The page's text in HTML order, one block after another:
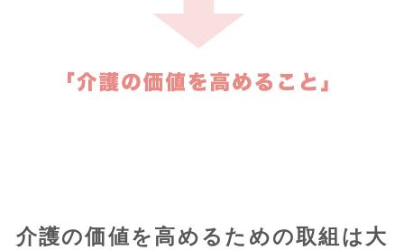
介護の価値を高めるための取組は大